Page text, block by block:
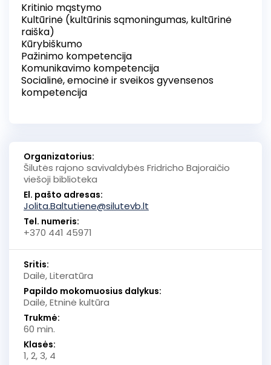
Kritinio mąstymo
Kultūrinė (kultūrinis sąmoningumas, kultūrinė
raiška)
Kūrybiškumo
Pažinimo kompetencija
Komunikavimo kompetencija
Socialinė, emocinė ir sveikos gyvensenos
kompetencija
Organizatorius:
Šilutės rajono savivaldybės Fridricho Bajoraičio
viešoji biblioteka
El. pašto adresas:
Jolita.Baltutiene@silutevb.lt
Tel. numeris:
+370 441 45971
Sritis:
Dailė, Literatūra
Papildo mokomuosius dalykus:
Dailė, Etninė kultūra
Trukmė:
60 min.
Klasės:
1, 2, 3, 4